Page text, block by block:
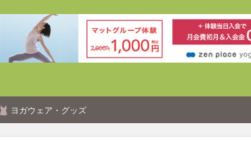
ヨガウェア・グッズ